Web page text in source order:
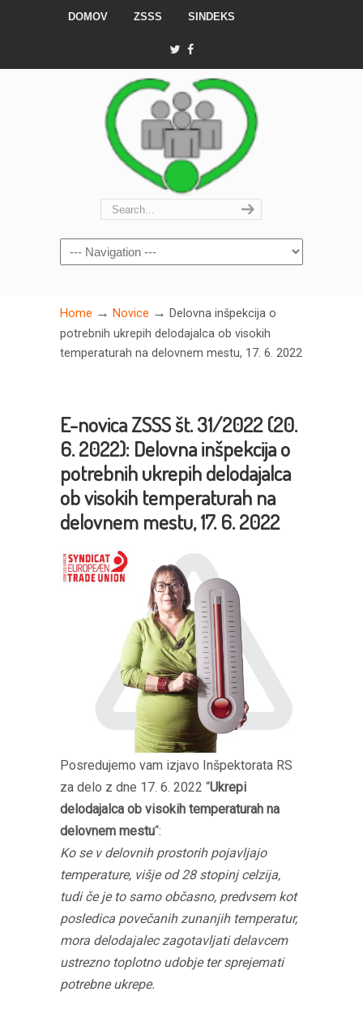
DOMOV ZSSS SINDEKS
Navigation
Home → Novice → Delovna inšpekcija o
potrebnih ukrepih delodajalca ob visokih
temperaturah na delovnem mestu, 17. 6. 2022
E-novica ZSSS št. 31/2022 (20.
6. 2022): Delovna inšpekcija o
potrebnih ukrepih delodajalca
ob visokih temperaturah na
delovnem mestu, 17. 6. 2022
Posredujemo vam izjavo Inšpektorata RS
za delo z dne 17. 6. 2022 “Ukrepi
delodajalca ob visokih temperaturah na
delovnem mestu“:
Ko se v delovnih prostorih pojavljajo
temperature, višje od 28 stopinj celzija,
tudi če je to samo občasno, predvsem kot
posledica povečanih zunanjih temperatur,
mora delodajalec zagotavljati delavcem
ustrezno toplotno udobje ter sprejemati
potrebne ukrepe.